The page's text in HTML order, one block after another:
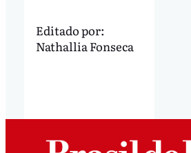
Editado por:
Nathallia Fonseca